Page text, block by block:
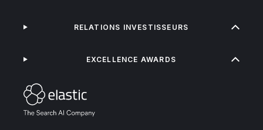
RELATIONS INVESTISSEURS
EXCELLENCE AWARDS